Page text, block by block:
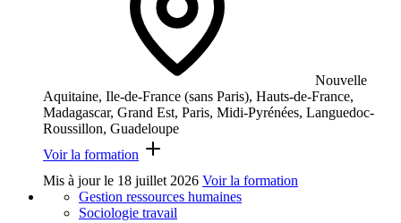
Nouvelle
Aquitaine, Ile-de-France (sans Paris), Hauts-de-France,
Madagascar, Grand Est, Paris, Midi-Pyrénées, Languedoc-
Roussillon, Guadeloupe
Voir la formation
Mis à jour le 18 juillet 2026 Voir la formation
Gestion ressources humaines
Sociologie travail